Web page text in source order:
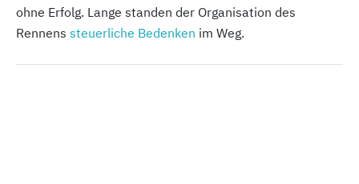
ohne Erfolg. Lange standen der Organisation des
Rennens steuerliche Bedenken im Weg.